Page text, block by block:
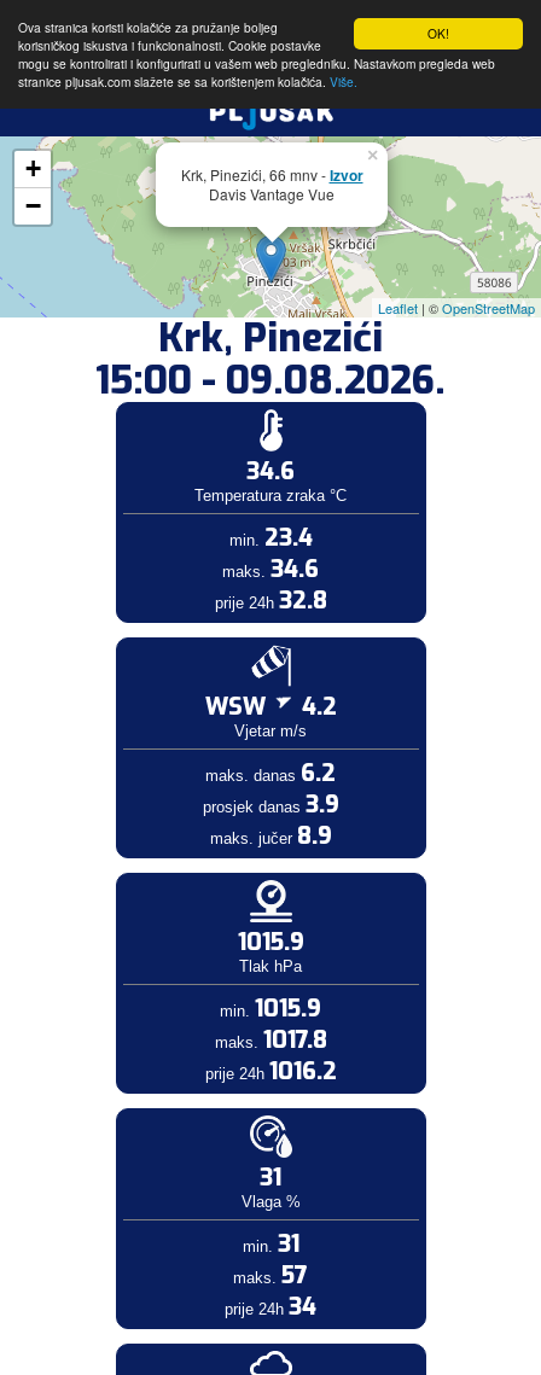
OK!
Ova stranica koristi kolačiće za pružanje boljeg
korisničkog iskustva i funkcionalnosti. Cookie postavke
mogu se kontrolirati i konfigurirati u vašem web pregledniku. Nastavkom pregleda web
stranice pljusak.com slažete se sa korištenjem kolačića. Više.
Krk, Pinezići, 66 mnv -Izvor
Davis Vantage Vue
×
+
−
Leaflet | ©OpenStreetMap
Krk, Pinezići
15:00 - 09.08.2026.
34.6
Temperatura zraka °C
min. 23.4
maks. 34.6
prije 24h 32.8
WSW 4.2
Vjetar m/s
maks. danas 6.2
prosjek danas 3.9
maks. jučer 8.9
1015.9
Tlak hPa
min. 1015.9
maks. 1017.8
prije 24h 1016.2
31
Vlaga %
min. 31
maks. 57
prije 24h 34